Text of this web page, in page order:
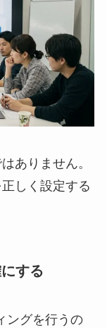
ありません。
しく設定する
する
ングを行うの